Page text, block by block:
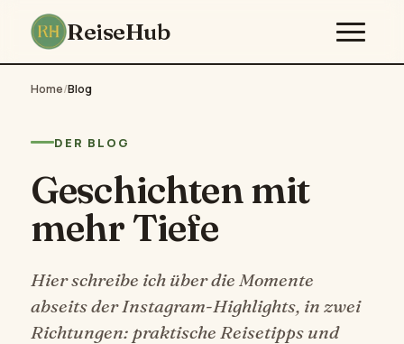
ReiseHub
Home/Blog
DER BLOG
Geschichten mit
mehr Tiefe
Hier schreibe ich über die Momente
abseits der Instagram-Highlights, in zwei
Richtungen: praktische Reisetipps und